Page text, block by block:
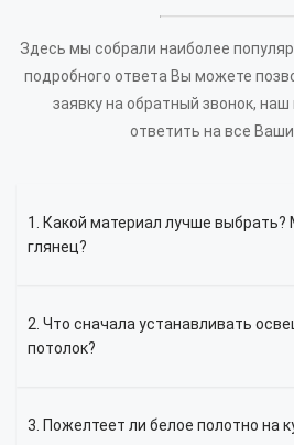
Здесь мы собрали наиболее
подробного ответа Вы можете
заявку на обратный звонок,
ответить на все
1. Какой материал лучше
глянец?
2. Что сначала устанавливать
потолок?
3. Пожелтеет ли белое полотно на